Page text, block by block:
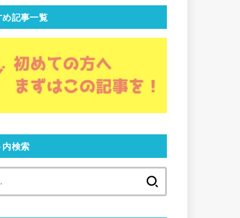
め記事一覧
内検索